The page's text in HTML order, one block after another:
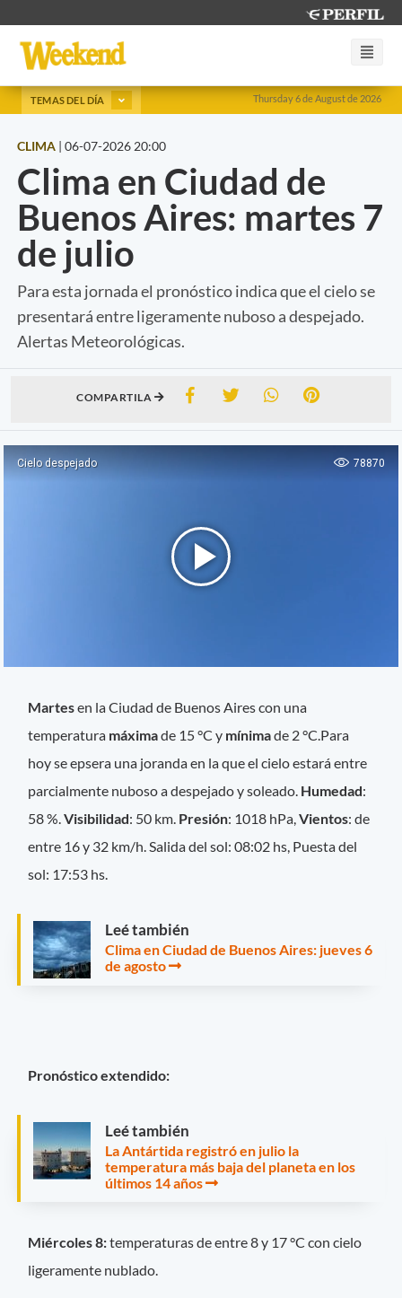
Thursday 6 de August de 2026
TEMAS DEL DÍA
CLIMA | 06-07-2026 20:00
Clima en Ciudad de
Buenos Aires: martes 7
de julio
Para esta jornada el pronóstico indica que el cielo se
presentará entre ligeramente nuboso a despejado.
Alertas Meteorológicas.
COMPARTILA
Martesen la Ciudad de Buenos Aires con una
temperatura máximade 15 °C y mínimade 2 °C.Para
hoy se epsera una joranda en la que el cielo estará entre
parcialmente nuboso a despejado y soleado. Humedad:
58 %.Visibilidad: 50 km. Presión: 1018 hPa,Vientos: de
entre 16 y 32 km/h. Salida del sol: 08:02 hs, Puesta del
sol: 17:53 hs.
Leé también
Clima en Ciudad de Buenos Aires: jueves 6
de agosto
Pronóstico extendido:
Leé también
La Antártida registró en julio la
temperatura más baja del planeta en los
últimos 14 años
Miércoles 8:temperaturas de entre 8 y 17 °C con cielo
ligeramente nublado.